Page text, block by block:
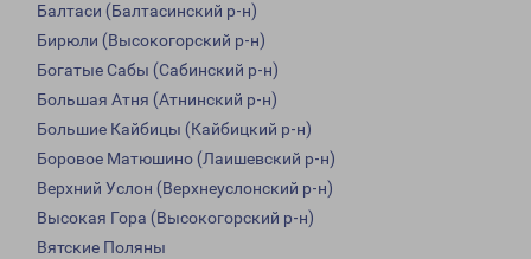
Балтаси (Балтасинский р-н)
Бирюли (Высокогорский р-н)
Богатые Сабы (Сабинский р-н)
Большая Атня (Атнинский р-н)
Большие Кайбицы (Кайбицкий р-н)
Боровое Матюшино (Лаишевский р-н)
Верхний Услон (Верхнеуслонский р-н)
Высокая Гора (Высокогорский р-н)
Вятские Поляны